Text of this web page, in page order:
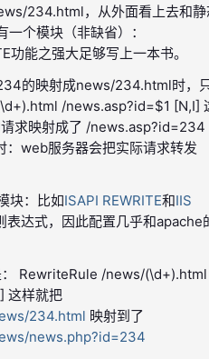
234.html，从外面看上去和静
个模块（非缺省）：
能之强大足够写上一本书。
的映射成news/234.html时，
/news.asp?id=$1 [N,I]
求映射成了 /news.asp?id=234
web服务器会把实际请求转发
块：比如ISAPI REWRITE和IIS
表达式，因此配置几乎和apache
： RewriteRule /news/(\d+).html
这样就把
234.html 映射到了
news.php?id=234